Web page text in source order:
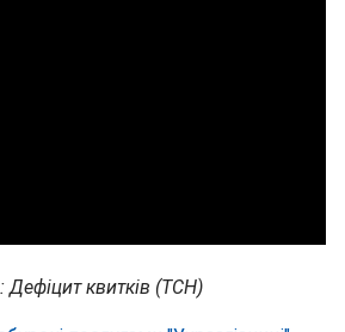
Дефіцит квитків (ТСН)